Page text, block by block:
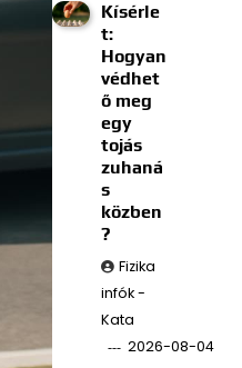
Kísérle
t:
Hogyan
védhet
ő meg
egy
tojás
zuhaná
s
közben
?
Fizika
infók -
Kata
2026-08-04